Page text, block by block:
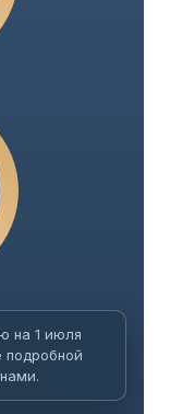
на 1 июля
подробной